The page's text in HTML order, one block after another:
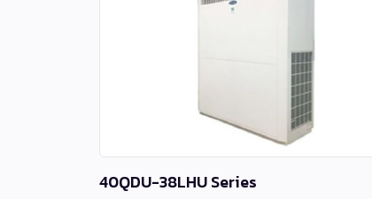
40QDU-38LHU Series